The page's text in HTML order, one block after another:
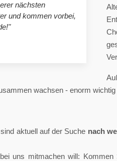
nächsten
und kommen vorbei,
wachsen - enorm
aktuell auf der Suche nach
uns mitmachen will: